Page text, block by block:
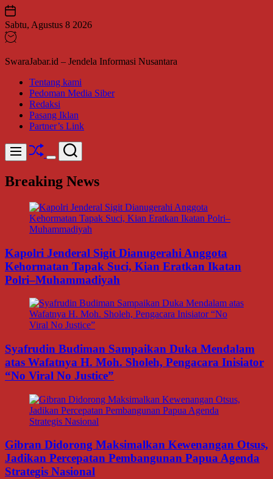
Skip
to
content
Sabtu, Agustus 8 2026
SwaraJabar.id – Jendela Informasi Nusantara
Tentang kami
Pedoman Media Siber
Redaksi
Pasang Iklan
Partner’s Link
Menu Shuffle
Switch
mode
Search
Breaking News
Kapolri Jenderal Sigit Dianugerahi Anggota
Kehormatan Tapak Suci, Kian Eratkan Ikatan
Polri–Muhammadiyah
Syafrudin Budiman Sampaikan Duka Mendalam
atas Wafatnya H. Moh. Sholeh, Pengacara Inisiator
“No Viral No Justice”
Gibran Didorong Maksimalkan Kewenangan Otsus,
Jadikan Percepatan Pembangunan Papua Agenda
Strategis Nasional